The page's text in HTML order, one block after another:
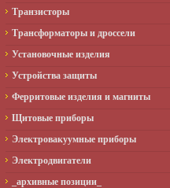
Транзисторы
Трансформаторы и дроссели
Установочные изделия
Устройства защиты
Ферритовые изделия и магниты
Щитовые приборы
Электровакуумные приборы
Электродвигатели
_архивные позиции_